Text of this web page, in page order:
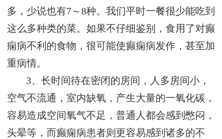
多，少说也有7～8种。我们平时一餐很少能吃到
这么多种类的菜。如果不仔细鉴别，食用了对癫
痫病不利的食物，很可能使癫痫病发作，甚至加
重病情。
3、长时间待在密闭的房间，人多房间小，
空气不流通，室内缺氧，产生大量的一氧化碳，
容易造成空间氧气不足，普通人都会感到憋闷，
头晕等，而癫痫病患者则更容易感到诸多的不